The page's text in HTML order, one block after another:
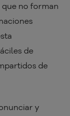
no forman
de
de
y